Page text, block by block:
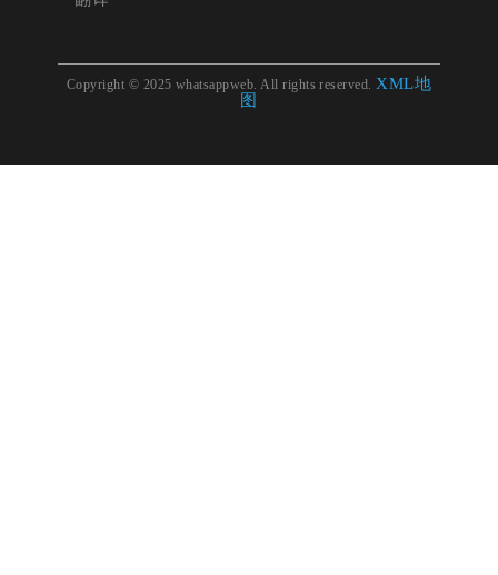
Copyright © 2025 whatsappweb. All rights reserved.XML地
图